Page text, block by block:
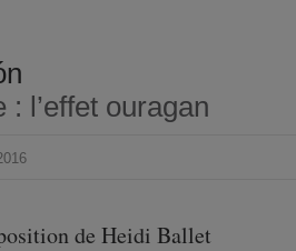
l’effet ouragan
de Heidi Ballet